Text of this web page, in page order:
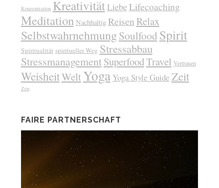
Konzentration KreativitätLiebeLifecoaching
Meditation Nachhaltig ReisenRelax
SelbstwahrnehmungSoulfood Spirit
Spiritualität spiritueller Weg Stressabbau
StressmanagementSuperfoodTravel Vertrauen
WeisheitWeltYoga Yoga Style Guide Zeit
Zen
FAIRE PARTNERSCHAFT